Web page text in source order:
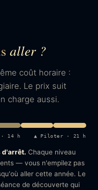
aller ?
coût horaire :
Le prix suit
charge aussi.
14 h ▲ Piloter · 21 h
d'arrêt. Chaque niveau
— vous n'empilez pas
aller cette année. Le
de découverte qui